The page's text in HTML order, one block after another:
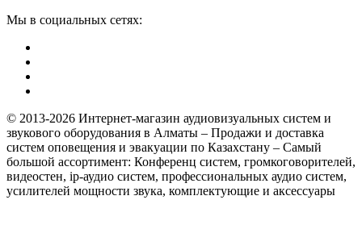
Мы в социальных сетях:
© 2013-2026 Интернет-магазин аудиовизуальных систем и
звукового оборудования в Алматы – Продажи и доставка
систем оповещения и эвакуации по Казахстану – Самый
большой ассортимент: Конференц систем, громкоговорителей,
видеостен, ip-аудио систем, профессиональных аудио систем,
усилителей мощности звука, комплектующие и аксессуары